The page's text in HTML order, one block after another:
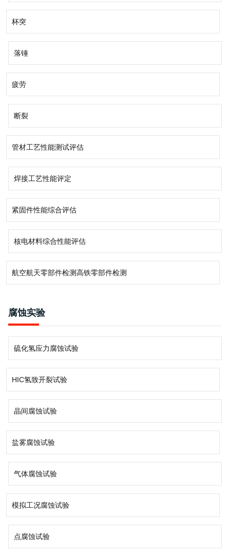
杯突
落锤
疲劳
断裂
管材工艺性能测试评估
焊接工艺性能评定
紧固件性能综合评估
核电材料综合性能评估
航空航天零部件检测高铁零部件检测
腐蚀实验
硫化氢应力腐蚀试验
HIC氢致开裂试验
晶间腐蚀试验
盐雾腐蚀试验
气体腐蚀试验
模拟工况腐蚀试验
点腐蚀试验